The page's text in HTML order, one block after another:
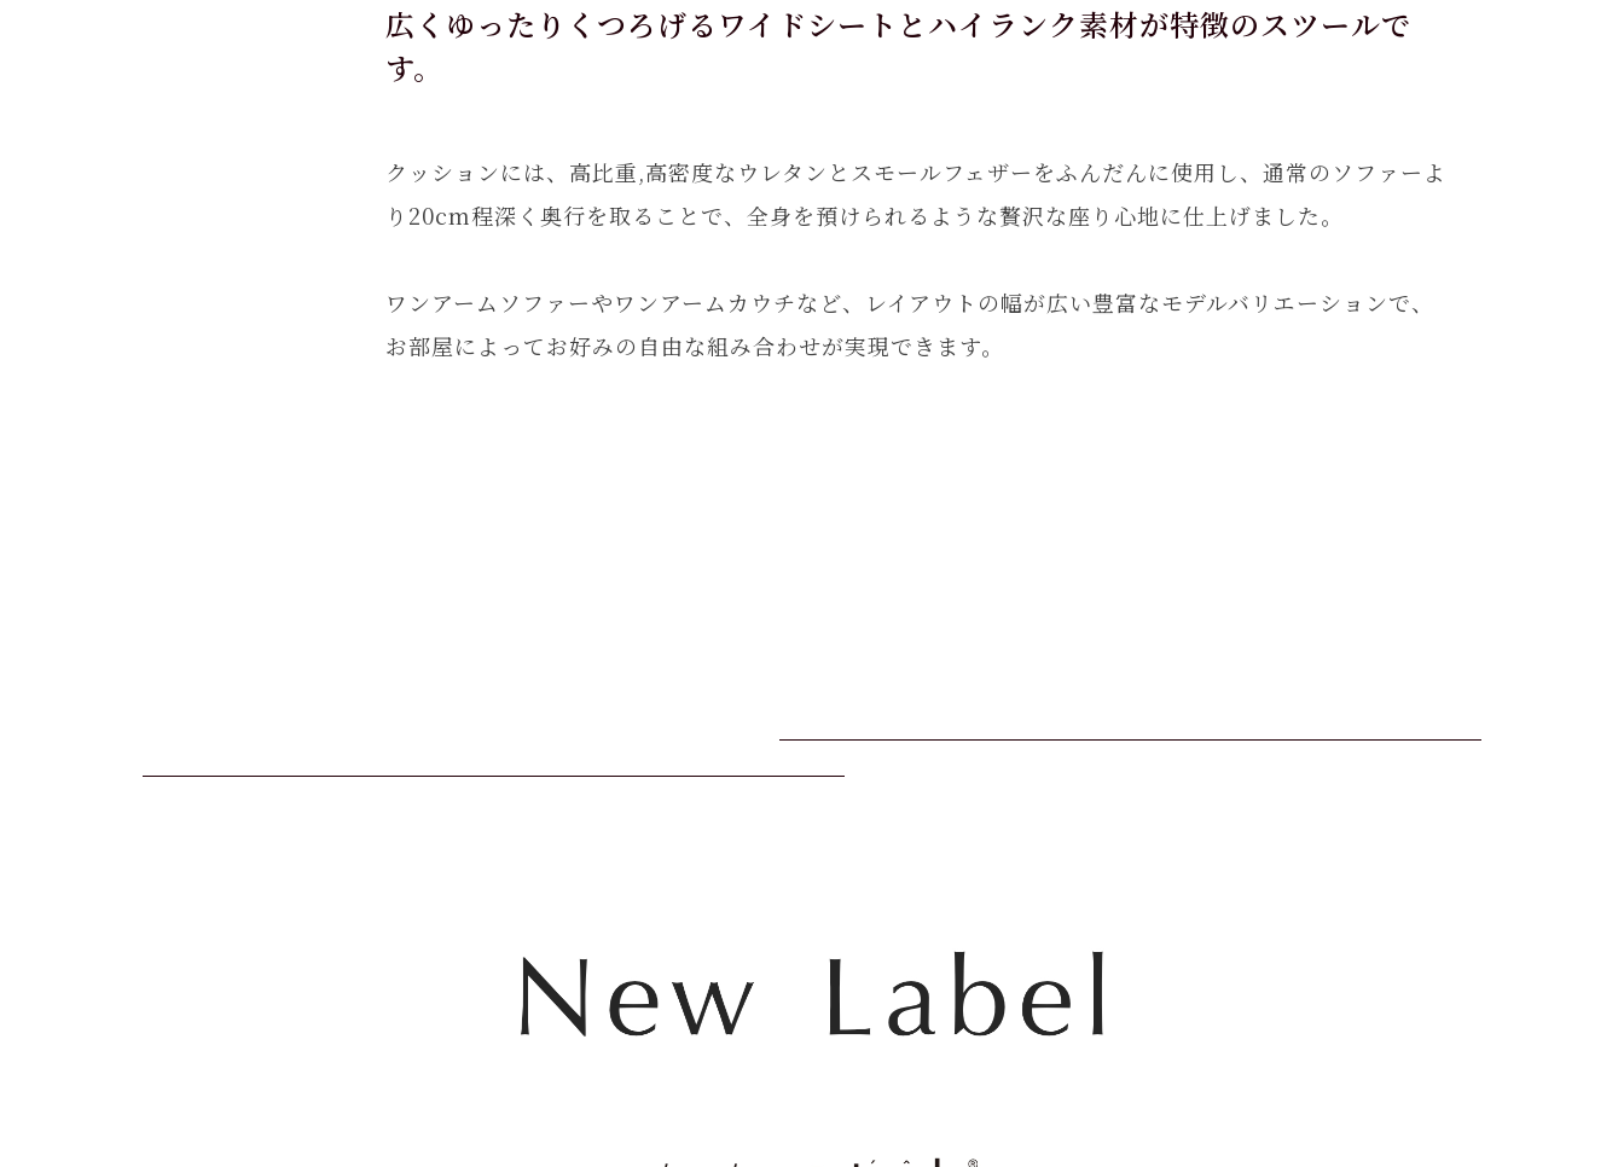
広くゆったりくつろげるワイドシートとハイランク素材が特徴のスツールで
す。
クッションには、高比重,高密度なウレタンとスモールフェザーをふんだんに使用し、通常のソファーよ
り20cm程深く奥行を取ることで、全身を預けられるような贅沢な座り心地に仕上げました。
ワンアームソファーやワンアームカウチなど、レイアウトの幅が広い豊富なモデルバリエーションで、
お部屋によってお好みの自由な組み合わせが実現できます。